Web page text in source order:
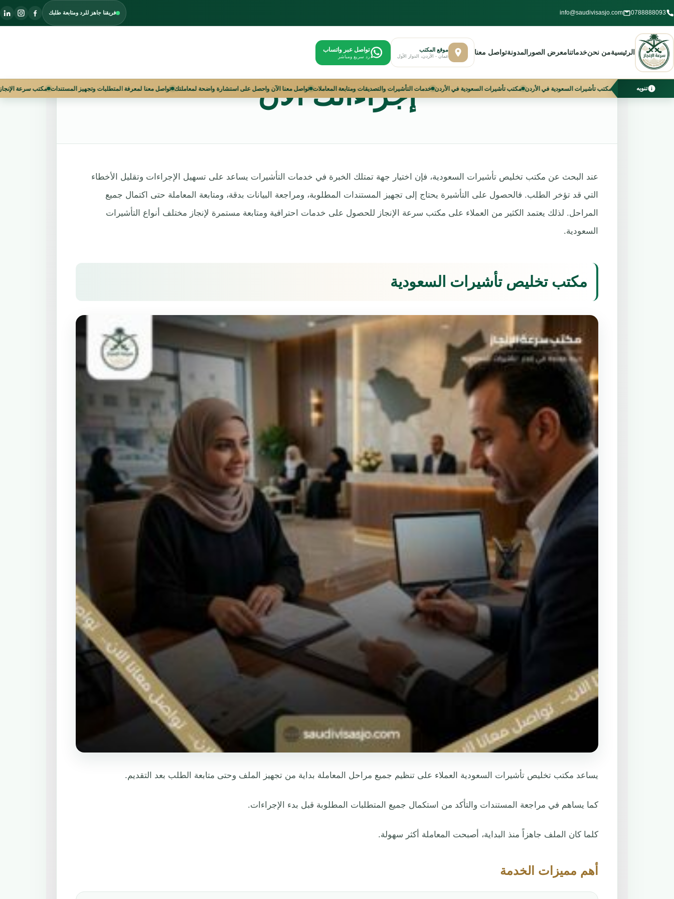
تخطي
إلى
المحتوى
0788888093
info@saudivisasjo.com فريقنا جاهز للرد ومتابعة طلبك
الرئيسيةمن نحنخدماتنامعرض الصور المدونةتواصل معنا موقع المكتب
عمان - الأردن، الدوار الأول
تواصل عبر واتساب
رد سريع ومباشر
تنويه
مواعيد الدوام من 10 صباحًا إلى 3 مساءً أفضل مكتب تأشيرات السعودية في الأردن مكتب تأشيرات السعودية في الأردن خدمات التأشيرات والتصديقات ومتابعة المعاملات تواصل معنا الآن واحصل على استشارة واضحة لمعاملتك تواصل معنا لمعرفة المتطلبات وتجهيز
مكتب تخليص تأشيرات السعودية | ابدأ
إجراءاتك الآن
عند البحث عن مكتب تخليص تأشيرات السعودية، فإن اختيار جهة تمتلك الخبرة في خدمات التأشيرات يساعد على تسهيل الإجراءات وتقليل الأخطاء
التي قد تؤخر الطلب. فالحصول على التأشيرة يحتاج إلى تجهيز المستندات المطلوبة، ومراجعة البيانات بدقة، ومتابعة المعاملة حتى اكتمال جميع
المراحل. لذلك يعتمد الكثير من العملاء على مكتب سرعة الإنجاز للحصول على خدمات احترافية ومتابعة مستمرة لإنجاز مختلف أنواع التأشيرات
السعودية.
مكتب تخليص تأشيرات السعودية
يساعد مكتب تخليص تأشيرات السعودية العملاء على تنظيم جميع مراحل المعاملة بداية من تجهيز الملف وحتى متابعة الطلب بعد التقديم.
كما يساهم في مراجعة المستندات والتأكد من استكمال جميع المتطلبات المطلوبة قبل بدء الإجراءات.
كلما كان الملف جاهزاً منذ البداية، أصبحت المعاملة أكثر سهولة.
أهم مميزات الخدمة